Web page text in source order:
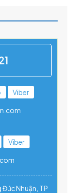
Viber
Viber
Nhuận, TP